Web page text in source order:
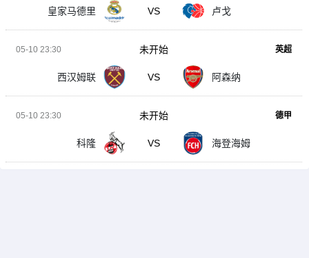
皇家马德里 VS 卢戈
05-10 23:30 英超
西汉姆联 VS 阿森纳
未开始
05-10 23:30 德甲
科隆 VS 海登海姆
未开始